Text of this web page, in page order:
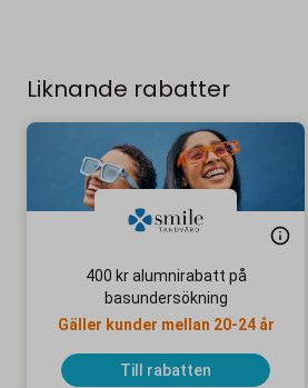
Liknande rabatter
400 kr alumnirabatt på
basundersökning
Gäller kunder mellan 20-24 år
Till rabatten